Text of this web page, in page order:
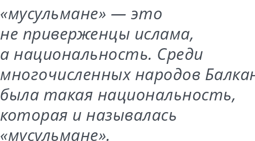
«мусульмане» — это
не приверженцы ислама,
а национальность. Среди
многочисленных народов
была такая национальность,
которая и называлась
«мусульмане».